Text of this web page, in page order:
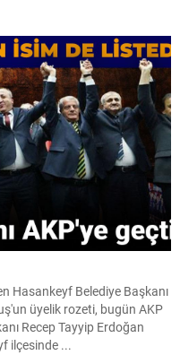
Hasankeyf Belediye Başkanı
üyelik rozeti, bugün AKP
Recep Tayyip Erdoğan
ilçesinde ...